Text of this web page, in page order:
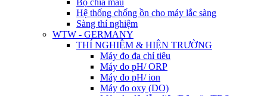
Hệ thống chống ồn cho máy lắc sàng
Sàng thí nghiệm
WTW - GERMANY
THÍ NGHIỆM & HIỆN TRƯỜNG
Máy đo đa chỉ tiêu
Máy đo pH/ ORP
Máy đo pH/ ion
Máy đo oxy (DO)